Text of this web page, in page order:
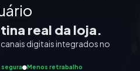
real da loja.
digitais integrados no
segura Menos retrabalho